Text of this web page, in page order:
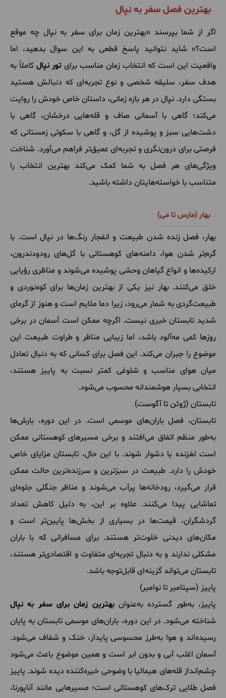
بهترین فصل سفر به نپال
اگر از شما بپرسند «بهترین زمان برای سفر به نپال چه موقع
است؟» شاید نتوانید پاسخ قطعی به این سوال بدهید، اما
واقعیت این است که انتخاب زمان مناسب برای تور نپال کاملاً به
هدف سفر، سلیقه شخصی و نوع تجربه‌ای که دنبالش هستید
بستگی دارد. نپال در هر بازه زمانی، داستان خاص خودش را روایت
می‌کند؛ گاهی با آسمانی صاف و قله‌هایی درخشان، گاهی با
دشت‌هایی سبز و پوشیده از گل، و گاهی با سکوتی زمستانی که
فرصتی برای درون‌نگری و تجربه‌ای عمیق‌تر فراهم می‌آورد. شناخت
ویژگی‌های هر فصل به شما کمک می‌کند بهترین انتخاب را
متناسب با خواسته‌هایتان داشته باشید.
بهار(مارس تا می)
بهار، فصل زنده شدن طبیعت و انفجار رنگ‌ها در نپال است. با
گرم‌تر شدن هوا، دامنه‌های کوهستانی با گل‌های رودودندرون،
ارکیده‌ها و انواع گیاهان وحشی پوشیده می‌شوند و مناظری رؤیایی
خلق می‌کنند. بهار نیز یکی از بهترین زمان‌ها برای کوه‌نوردی و
طبیعت‌گردی به شمار می‌رود، زیرا دما ملایم است و هنوز از گرمای
شدید تابستان خبری نیست. اگرچه ممکن است آسمان در برخی
روزها کمی مه‌آلود باشد، اما زیبایی مناظر و طراوت طبیعت این
موضوع را جبران می‌کند. این فصل برای کسانی که به دنبال تعادل
میان هوای مناسب و شلوغی کمتر نسبت به پاییز هستند،
انتخابی بسیار هوشمندانه محسوب می‌شود.
تابستان (ژوئن تا آگوست)
تابستان، فصل باران‌های موسمی است. در این دوره، بارش‌ها
به‌طور منظم اتفاق می‌افتند و برخی مسیرهای کوهستانی ممکن
است لغزنده یا دشوار شوند. با این حال، تابستان مزایای خاص
خودش را دارد. طبیعت در سبزترین و سرزنده‌ترین حالت ممکن
قرار می‌گیرد، رودخانه‌ها پرآب می‌شوند و مناظر جنگلی جلوه‌ای
تماشایی پیدا می‌کنند. علاوه بر این، به دلیل کاهش تعداد
گردشگران، قیمت‌ها در بسیاری از بخش‌ها پایین‌تر است و
مکان‌های دیدنی خلوت‌تر هستند. برای مسافرانی که با باران
مشکلی ندارند و به دنبال تجربه‌ای متفاوت و اقتصادی‌تر هستند،
تابستان می‌تواند گزینه‌ای قابل‌توجه باشد.
پاییز (سپتامبر تا نوامبر)
پاییز، به‌طور گسترده به‌عنوانبهترین زمان برای سفر به نپال
شناخته می‌شود. در این دوره، باران‌های موسمی تابستان به پایان
رسیده‌اند و هوا به‌طرز محسوسی پایدار، خنک و شفاف می‌شود.
آسمان اغلب آبی و بدون ابر است و همین موضوع باعث می‌شود
چشم‌انداز قله‌های هیمالیا با وضوحی خیره‌کننده دیده شوند. پاییز
فصل طلایی ترک‌های کوهستانی است؛ مسیرهایی مانند آناپورنا،